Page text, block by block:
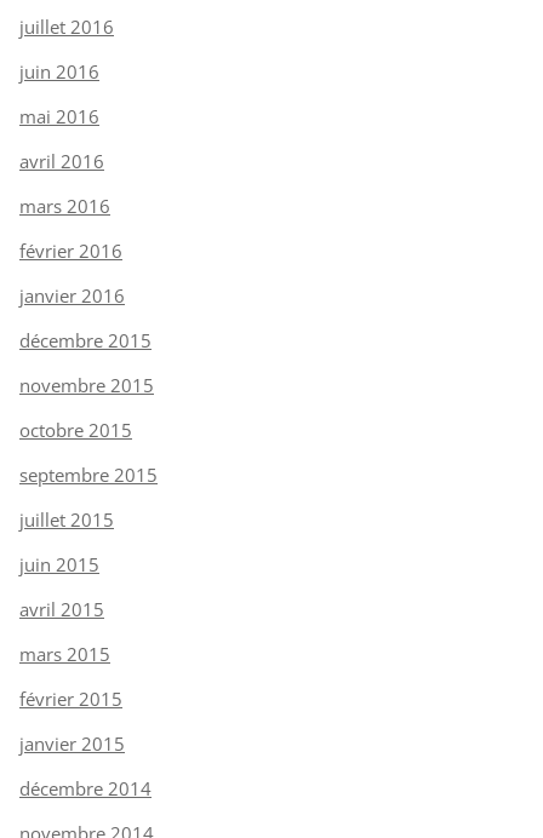
juillet 2016
juin 2016
mai 2016
avril 2016
mars 2016
février 2016
janvier 2016
décembre 2015
novembre 2015
octobre 2015
septembre 2015
juillet 2015
juin 2015
avril 2015
mars 2015
février 2015
janvier 2015
décembre 2014
novembre 2014